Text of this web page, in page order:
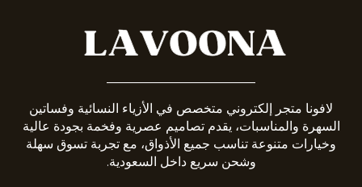
لافونا متجر إلكتروني متخصص في الأزياء النسائية وفساتين
السهرة والمناسبات، يقدم تصاميم عصرية وفخمة بجودة عالية
وخيارات متنوعة تناسب جميع الأذواق، مع تجربة تسوق سهلة
وشحن سريع داخل السعودية.